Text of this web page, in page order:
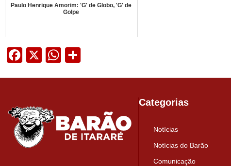
Paulo Henrique Amorim: 'G' de Globo, 'G' de
Golpe
Facebook
X WhatsApp
Categorias
Notícias
Notícias do Barão
Comunicação